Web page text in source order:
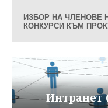
ИЗБОР НА ЧЛЕНОВЕ
КОНКУРСИ КЪМ
Интранет